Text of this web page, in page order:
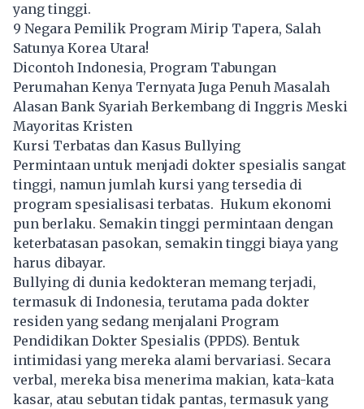
yang tinggi.
9 Negara Pemilik Program Mirip Tapera, Salah
Satunya Korea Utara!
Dicontoh Indonesia, Program Tabungan
Perumahan Kenya Ternyata Juga Penuh Masalah
Alasan Bank Syariah Berkembang di Inggris Meski
Mayoritas Kristen
Kursi Terbatas dan Kasus Bullying
Permintaan untuk menjadi dokter spesialis sangat
tinggi, namun jumlah kursi yang tersedia di
program spesialisasi terbatas. Hukum ekonomi
pun berlaku. Semakin tinggi permintaan dengan
keterbatasan pasokan, semakin tinggi biaya yang
harus dibayar.
Bullying di dunia kedokteran memang terjadi,
termasuk di Indonesia, terutama pada dokter
residen yang sedang menjalani Program
Pendidikan Dokter Spesialis (PPDS). Bentuk
intimidasi yang mereka alami bervariasi. Secara
verbal, mereka bisa menerima makian, kata-kata
kasar, atau sebutan tidak pantas, termasuk yang